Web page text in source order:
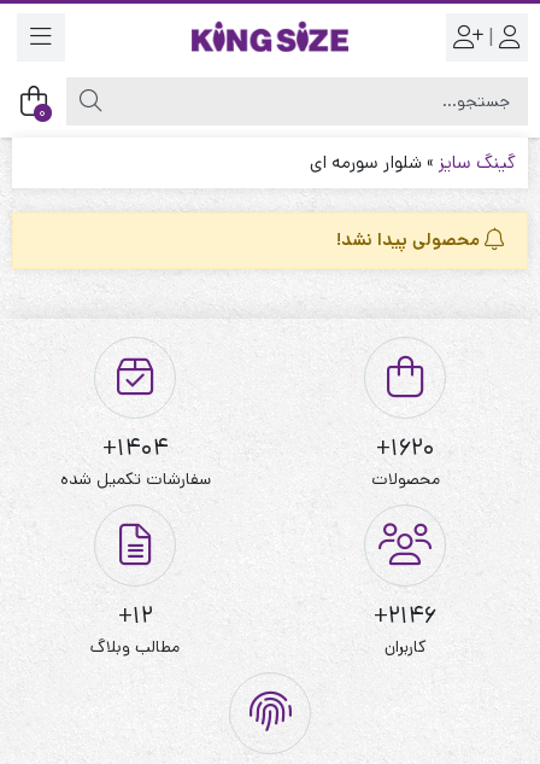
|
0
گینگ سایز »شلوار سورمه ای
محصولی پیدا نشد!
1620+
محصولات
1404+
سفارشات تکمیل شده
2146+
کاربران
12+
مطالب وبلاگ